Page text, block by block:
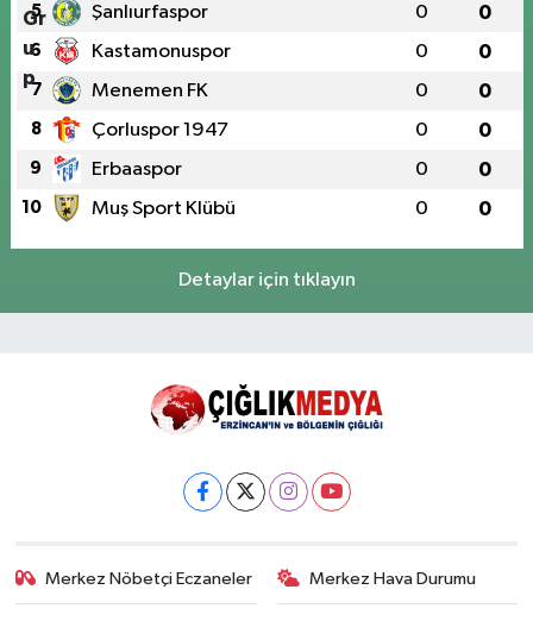
5 Şanlıurfaspor 0 0
6 Kastamonuspor 0 0
7 Menemen FK 0 0
8 Çorluspor 1947 0 0
9 Erbaaspor 0 0
10 Muş Sport Klübü 0 0
Detaylar için tıklayın
Merkez Nöbetçi Eczaneler Merkez Hava Durumu